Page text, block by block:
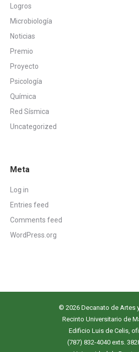
Logros
Microbiología
Noticias
Premio
Proyecto
Psicología
Química
Red Sísmica
Uncategorized
Meta
Log in
Entries feed
Comments feed
WordPress.org
© 2026 Decanato de Artes
Recinto Universitario de
Edificio Luis de Celis,
(787) 832-4040 exts.